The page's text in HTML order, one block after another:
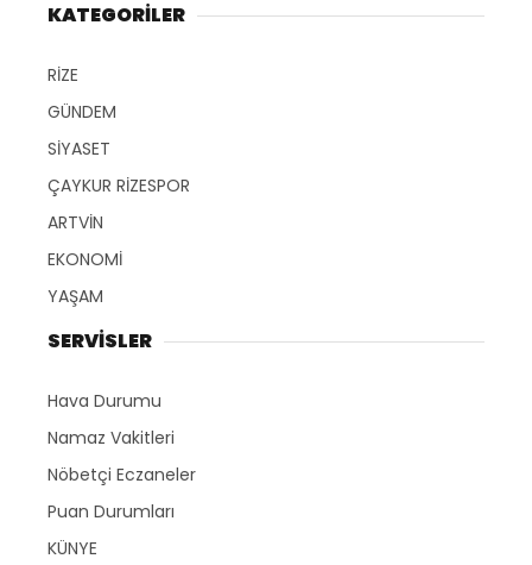
KATEGORİLER
RİZE
GÜNDEM
SİYASET
ÇAYKUR RİZESPOR
ARTVİN
EKONOMİ
YAŞAM
SERVİSLER
Hava Durumu
Namaz Vakitleri
Nöbetçi Eczaneler
Puan Durumları
KÜNYE